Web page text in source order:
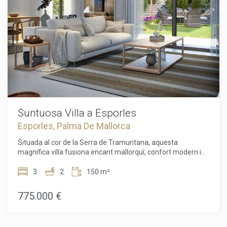
espaioses, ideals per a una família o per rebre convidats,
així com de 2 banys elegants (un d'ells en suite) i un WC per
a convidats.L'interior destaca per materials nobles i una
estètica cuidada, amb una cuina totalment equipada que
s'obre a un ampli saló. Aquest espai acollidor ofereix accés
directe a una preciosa terrassa de 45,74 m², ideal per
organitzar menjars a l'aire lliure o relaxar-se davant d'un
entorn verdós.La vila també compta amb un jardí privat de
25,24 m², una veritable joia de vegetació on podrà gaudir del
clima mediterrani amb total tranquil·litat. Pensat per a un
mínim manteniment, està equipat amb un sistema
d'irrigació automàtic que garanteix un espai sempre verd
amb un baix consum d'aigua.Un aparcament privat amb
accés directe completa aquesta propietat, oferint gran
comoditat en el dia a dia.Amb la seva arquitectura
contemporània, la seva ubicació ideal i les seves
prestacions de qualitat, aquesta vila és una veritable
invitació a gaudir plenament de la dolçor de la vida
mallorquina.
Suntuosa Villa a Esporles
Esporles, Palma De Mallorca
Situada al cor de la Serra de Tramuntana, aquesta
magnífica villa fusiona encant mallorquí, confort modern i
de vida espaiós i lluminós, sedueix per la seva elegància
descobrireu un gran espai obert, on la cuina totalment
equipada es fon harmoniosament amb el saló-menjador.
3 2 150 m²
775.000 €